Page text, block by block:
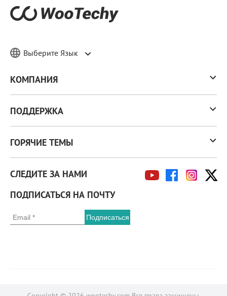
Выберите Язык
КОМПАНИЯ
ПОДДЕРЖКА
ГОРЯЧИЕ ТЕМЫ
СЛЕДИТЕ ЗА НАМИ
ПОДПИСАТЬСЯ НА ПОЧТУ